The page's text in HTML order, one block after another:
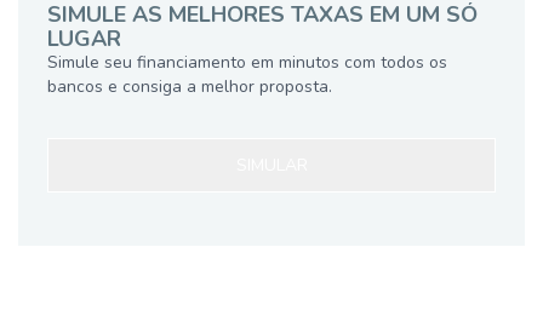
SIMULE AS MELHORES TAXAS EM UM SÓ
LUGAR
Simule seu financiamento em minutos com todos os
bancos e consiga a melhor proposta.